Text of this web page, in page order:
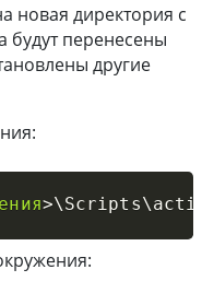
новая директория с
будут перенесены
другие
>